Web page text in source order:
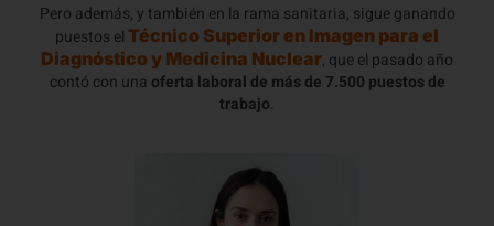
Pero además, y también en la rama sanitaria, sigue ganando
puestos el Técnico Superior en Imagen para el
Diagnóstico y Medicina Nuclear, que el pasado año
contó con una oferta laboral de más de 7.500 puestos de
trabajo.